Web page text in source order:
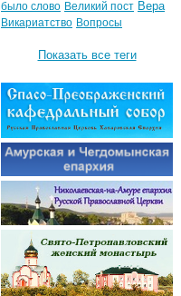
было слово Великий пост Вера
Викариатство Вопросы
Показать все теги